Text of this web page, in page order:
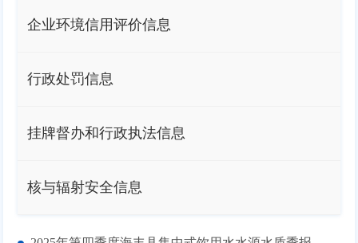
企业环境信用评价信息
行政处罚信息
挂牌督办和行政执法信息
核与辐射安全信息